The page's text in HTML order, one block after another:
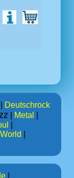
Deutschrock
Metal
World